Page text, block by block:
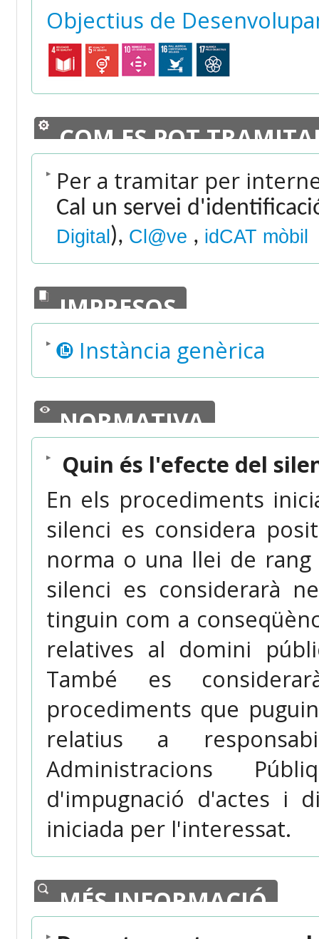
Objectius de
COM ES POT
Per a tramitar per
Cal un servei
Digital), Cl@ve , idCAT mòbil
IMPRESOS
Instància genèrica
NORMATIVA
Quin és l'efecte del
En els procediments
silenci es considera
norma o una llei de
silenci es considerarà
tinguin com a
relatives al domini
També es
procediments que
relatius a
Administracions
d'impugnació d'actes i
iniciada per l'interessat.
MÉS INFORMACIÓ